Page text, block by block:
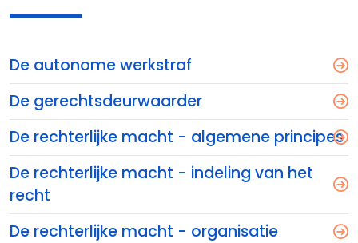
De autonome werkstraf
De gerechtsdeurwaarder
De rechterlijke macht - algemene principes
De rechterlijke macht - indeling van het
recht
De rechterlijke macht - organisatie